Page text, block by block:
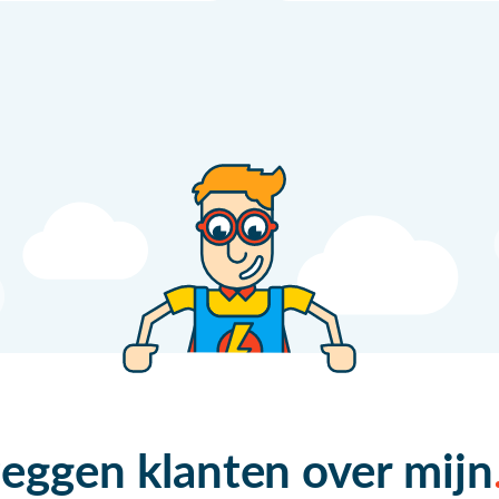
klanten over mijn